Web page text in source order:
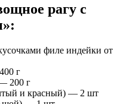
рагу с
филе индейки от
г
200 г
и красный) — 2 шт